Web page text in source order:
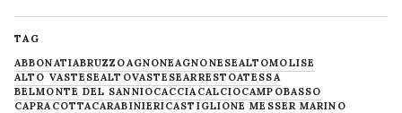
TAG
ABBONATIABRUZZOAGNONEAGNONESEALTOMOLISE
ALTO VASTESEALTOVASTESEARRESTOATESSA
BELMONTE DEL SANNIOCACCIACALCIOCAMPOBASSO
CAPRACOTTACARABINIERICASTIGLIONE MESSER MARINO